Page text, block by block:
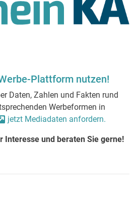
Plattform nutzen!
Daten, Zahlen und Fakten rund
Werbeformen in
jetzt Mediadaten anfordern.
Interesse und beraten Sie gerne!